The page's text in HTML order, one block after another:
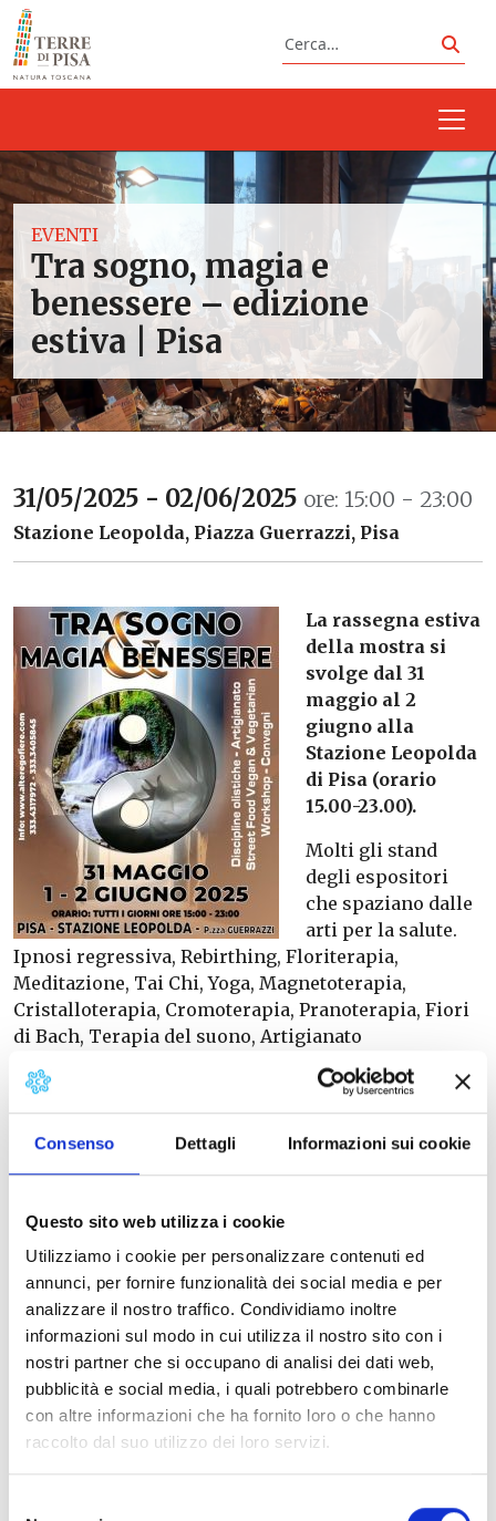
Consenso Dettagli Informazioni sui cookie
Questo sito web utilizza i cookie
Utilizziamo i cookie per personalizzare contenuti ed
annunci, per fornire funzionalità dei social media e per
analizzare il nostro traffico. Condividiamo inoltre
informazioni sul modo in cui utilizza il nostro sito con i
nostri partner che si occupano di analisi dei dati web,
pubblicità e social media, i quali potrebbero combinarle
con altre informazioni che ha fornito loro o che hanno
raccolto dal suo utilizzo dei loro servizi.
Vai al contenuto
Cerca
EVENTI
Tra sogno, magia e
benessere – edizione
estiva | Pisa
31/05/2025 - 02/06/2025 ore: 15:00 - 23:00
Stazione Leopolda, Piazza Guerrazzi, Pisa
La rassegna estiva
della mostra si
svolge dal 31
maggio al 2
giugno alla
Stazione Leopolda
di Pisa (orario
15.00-23.00).
Molti gli stand
degli espositori
che spaziano dalle
arti per la salute.
Ipnosi regressiva, Rebirthing, Floriterapia,
Meditazione, Tai Chi, Yoga, Magnetoterapia,
Cristalloterapia, Cromoterapia, Pranoterapia, Fiori
di Bach, Terapia del suono, Artigianato
Internazionale e Orientale, Cosmesi naturale,
Discipline olistiche, orientali e bionaturali, Editoria,
Erboristeria, Ethnic style, Arti Divinatorie.
pagina
Orari apertura: 15.00-23.00
Ingresso a pagamento
Info: Alter Ego Fiere
333.3405845 e 333.4317972
www.alteregofiere.com
Pagina FB